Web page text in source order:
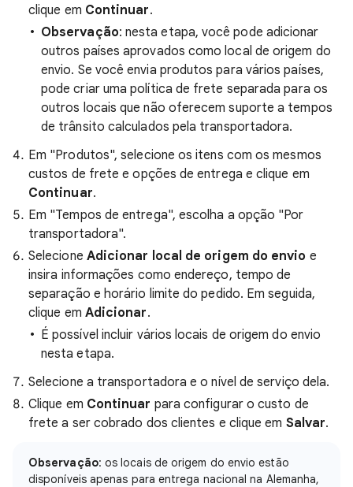
clique em Continuar.
Observação: nesta etapa, você pode adicionar
outros países aprovados como local de origem do
envio. Se você envia produtos para vários países,
pode criar uma política de frete separada para os
outros locais que não oferecem suporte a tempos
de trânsito calculados pela transportadora.
Em "Produtos", selecione os itens com os mesmos
custos de frete e opções de entrega e clique em
Continuar.
Em "Tempos de entrega", escolha a opção "Por
transportadora".
Selecione Adicionar local de origem do envio e
insira informações como endereço, tempo de
separação e horário limite do pedido. Em seguida,
clique em Adicionar.
É possível incluir vários locais de origem do envio
nesta etapa.
Selecione a transportadora e o nível de serviço dela.
Clique em Continuar para configurar o custo de
frete a ser cobrado dos clientes e clique em Salvar.
Observação: os locais de origem do envio estão
disponíveis apenas para entrega nacional na Alemanha,